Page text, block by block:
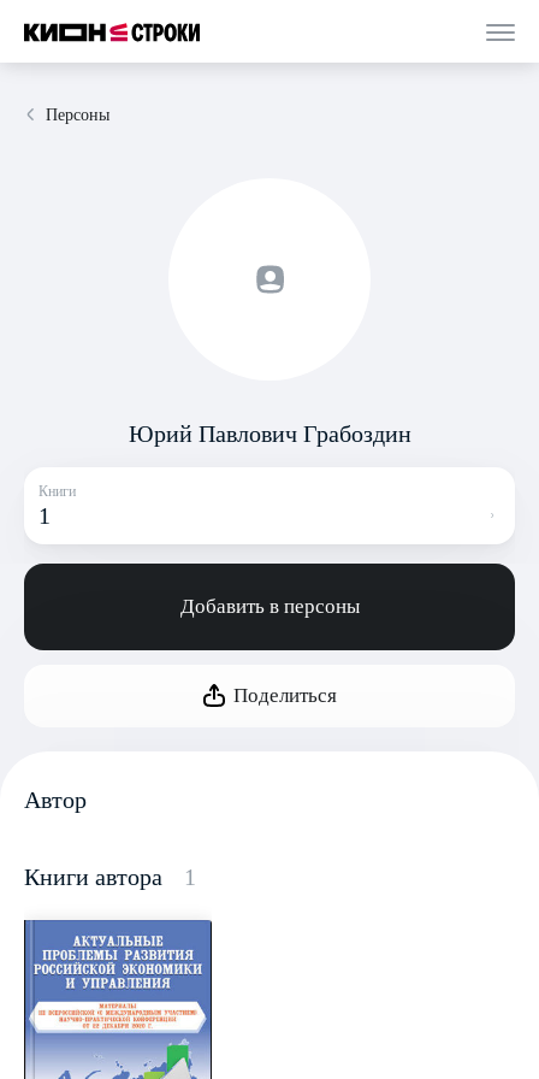
Персоны
Юрий Павлович Грабоздин
Книги
1
Добавить в персоны
Поделиться
Автор
Книги автора 1